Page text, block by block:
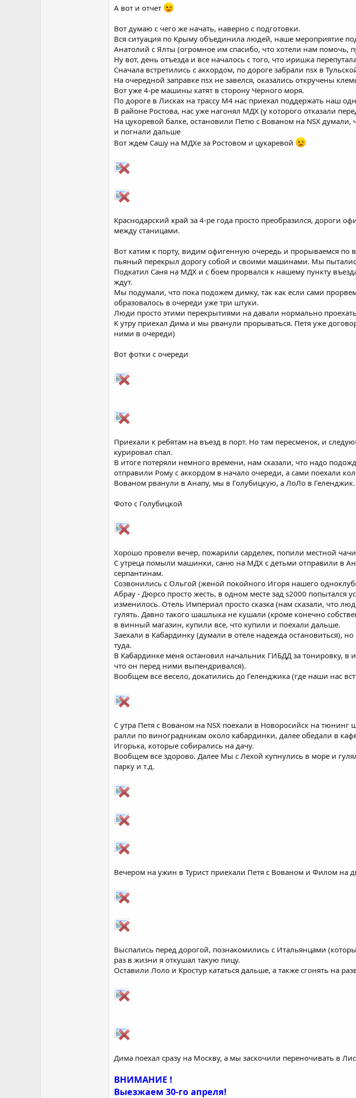
А вот и отчет
Вот думаю с чего же начать, наверно с подготовки.
Вся ситуация по Крыму объединила людей, наше мероприятие
Анатолий с Ялты (огромное им спасибо, что хотели нам помочь,
Ну вот, день отъезда и все началось с того, что иришка
Сначала встретились с аккордом, по дороге забрали nsx в
На очередной заправке nsx не завелся, оказались откручены
Вот уже 4-ре машины катят в сторону Черного моря.
По дороге в Лисках на трассу М4 нас приехал поддержать наш
В районе Ростова, нас уже нагонял МДХ (у которого отказали
На цукоревой балке, остановили Петю с Вованом на NSX думали,
и погнали дальше
Вот ждем Сашу на МДХе за Ростовом и цукаревой
Краснодарский край за 4-ре года просто преобразился, дороги
между станицами.
Вот катим к порту, видим офигенную очередь и прорываемся по
пьяный перекрыл дорогу собой и своими машинами. Мы
Подкатил Саня на МДХ и с боем прорвался к нашему пункту
ждут.
Мы подумали, что пока подожем димку, так как если сами
образовалось в очереди уже три штуки.
Люди просто этими перекрытиями на давали нормально
К утру приехал Дима и мы рванули прорываться. Петя уже
ними в очереди)
Вот фотки с очереди
Приехали к ребятам на въезд в порт. Но там пересменок, и
курировал спал.
В итоге потеряли немного времени, нам сказали, что надо
отправили Рому с аккордом в начало очереди, а сами поехали
Вованом рванули в Анапу, мы в Голубицкую, а ЛоЛо в Геленджик.
Фото с Голубицкой
Хорошо провели вечер, пожарили сарделек, попили местной
С утреца помыли машинки, саню на МДХ с детьми отправили в
серпантинам.
Созвонились с Ольгой (женой покойного Игоря нашего
Абрау - Дюрсо просто жесть, в одном месте зад s2000 попытался
изменилось. Отель Империал просто сказка (нам сказали, что
гулять. Давно такого шашлыка не кушали (кроме конечно
в винный магазин, купили все, что купили и поехали дальше.
Заехали в Кабардинку (думали в отеле надежда остановиться),
туда.
В Кабардинке меня остановил начальник ГИБДД за тонировку, в
что он перед ними выпендривался).
Вообщем все весело, докатились до Геленджика (где наши нас
С утра Петя с Вованом на NSX поехали в Новоросийск на тюнинг
ралли по виноградникам около кабардинки, далее обедали в
Игорька, которые собирались на дачу.
Вообщем все здорово. Далее Мы с Лехой купнулись в море и
парку и т.д.
Вечером на ужин в Турист приехали Петя c Вованом и Филом на
Выспались перед дорогой, познакомились с Итальянцами
раз в жизни я откушал такую пицу.
Оставили Лоло и Кростур кататься дальше, а также сгонять на
Дима поехал сразу на Москву, а мы заскочили переночивать в
ВНИМАНИЕ !
Выезжаем 30-го апреля!